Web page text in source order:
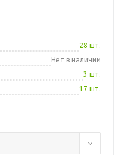
28 шт.
Нет в наличии
3 шт.
17 шт.